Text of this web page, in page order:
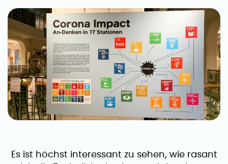
Es ist höchst interessant zu sehen, wie rasant